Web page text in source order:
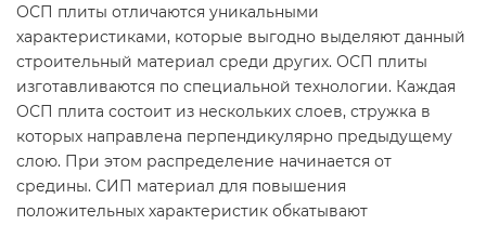
ОСП плиты отличаются уникальными
характеристиками, которые выгодно выделяют данный
строительный материал среди других. ОСП плиты
изготавливаются по специальной технологии. Каждая
OСП плита состоит из нескольких слоев, стружка в
которых направлена перпендикулярно предыдущему
слою. При этом распределение начинается от
средины. СИП материал для повышения
положительных характеристик обкатывают